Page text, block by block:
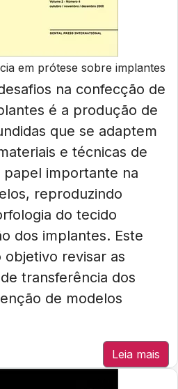
em prótese sobre implantes
na confecção de
é a produção de
que se adaptem
e técnicas de
importante na
reproduzindo
do tecido
dos implantes. Este
revisar as
transferência dos
de modelos
Leia mais